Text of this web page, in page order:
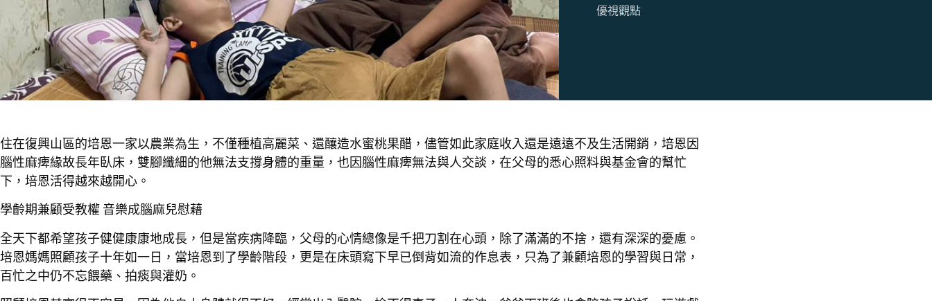
優視觀點
住在復興山區的培恩一家以農業為生，不僅種植高麗菜、還釀造水蜜桃果醋，儘管如此家庭收入還是遠遠不及生活開銷，培恩因
腦性麻痺緣故長年臥床，雙腳纖細的他無法支撐身體的重量，也因腦性麻痺無法與人交談，在父母的悉心照料與基金會的幫忙
下，培恩活得越來越開心。
學齡期兼顧受教權 音樂成腦麻兒慰藉
全天下都希望孩子健健康康地成長，但是當疾病降臨，父母的心情總像是千把刀割在心頭，除了滿滿的不捨，還有深深的憂慮。
培恩媽媽照顧孩子十年如一日，當培恩到了學齡階段，更是在床頭寫下早已倒背如流的作息表，只為了兼顧培恩的學習與日常，
百忙之中仍不忘餵藥、拍痰與灌奶。